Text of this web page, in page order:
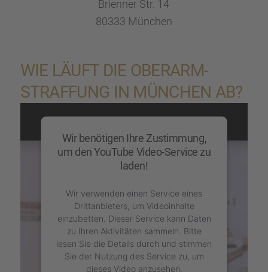
Brien­ner Str. 14
80333 München
WIE LÄUFT DIE OBERARM­
STRAF­FUNG IN MÜNCHEN AB?
Wir benötigen Ihre Zustimmung,
um den YouTube Video-Service zu
laden!
Wir verwenden einen Service eines
Drittanbieters, um Videoinhalte
einzubetten. Dieser Service kann Daten
zu Ihren Aktivitäten sammeln. Bitte
lesen Sie die Details durch und stimmen
Sie der Nutzung des Service zu, um
dieses Video anzusehen.